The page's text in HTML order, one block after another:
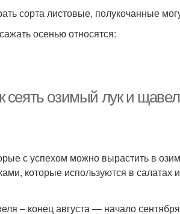
сорта листовые, полукочанные
осенью относятся:
озимый лук и
с успехом можно вырастить в
которые используются в салатах
– конец августа — начало